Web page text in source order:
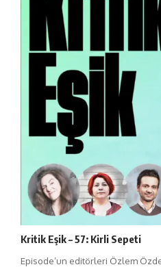
Kritik Eşik – 57: Kirli Sepeti
Episode’un editörleri Özlem